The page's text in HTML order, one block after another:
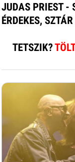
JUDAS PRIEST -
ÉRDEKES, SZTÁR
TETSZIK?